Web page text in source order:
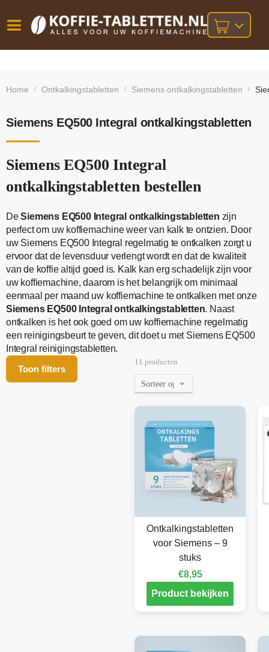
besteld,
bij orders
Home / Ontkalkingstabletten / Siemens ontkalkingstabletten /
Siemens EQ500 Integral ontkalkingstabletten
Siemens EQ500 Integral
ontkalkingstabletten bestellen
DeSiemens EQ500 Integral ontkalkingstabletten zijn
perfect om uw koffiemachine weer van kalk te ontzien. Door
uw Siemens EQ500 Integral regelmatig te ontkalken zorgt u
ervoor dat de levensduur verlengt wordt en dat de kwaliteit
van de koffie altijd goed is. Kalk kan erg schadelijk zijn voor
uw koffiemachine, daarom is het belangrijk om minimaal
eenmaal per maand uw koffiemachine te ontkalken met onze
Siemens EQ500 Integral ontkalkingstabletten. Naast
ontkalken is het ook goed om uw koffiemachine regelmatig
een reinigingsbeurt te geven, dit doet u met Siemens EQ500
Integral reinigingstabletten.
Toon filters
11 producten
Ontkalkingstabletten
voor Siemens – 9
stuks
€8,95
Product bekijken